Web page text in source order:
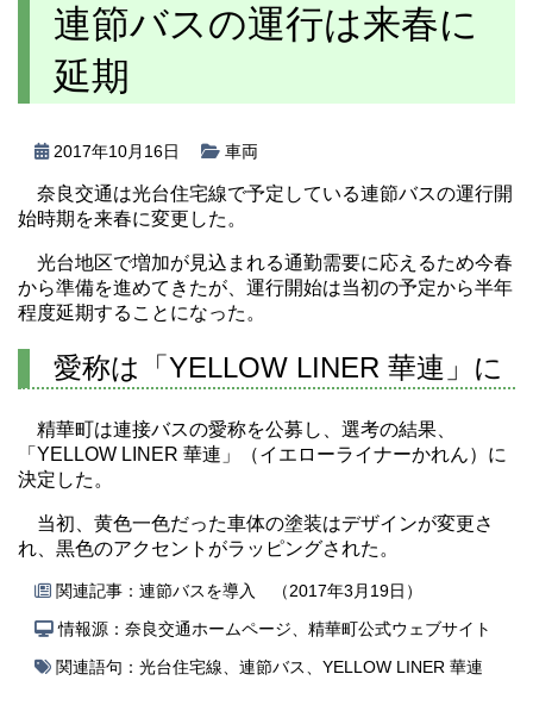
連節バスの運行は来春に
延期
2017年10月16日 車両
奈良交通は光台住宅線で予定している連節バスの運行開
始時期を来春に変更した。
光台地区で増加が見込まれる通勤需要に応えるため今春
から準備を進めてきたが、運行開始は当初の予定から半年
程度延期することになった。
愛称は「YELLOW LINER 華連」に
精華町は連接バスの愛称を公募し、選考の結果、
「YELLOW LINER 華連」（イエローライナーかれん）に
決定した。
当初、黄色一色だった車体の塗装はデザインが変更さ
れ、黒色のアクセントがラッピングされた。
関連記事： 連節バスを導入 （2017年3月19日）
情報源：奈良交通ホームページ、精華町公式ウェブサイト
関連語句： 光台住宅線、 連節バス、 YELLOW LINER 華連